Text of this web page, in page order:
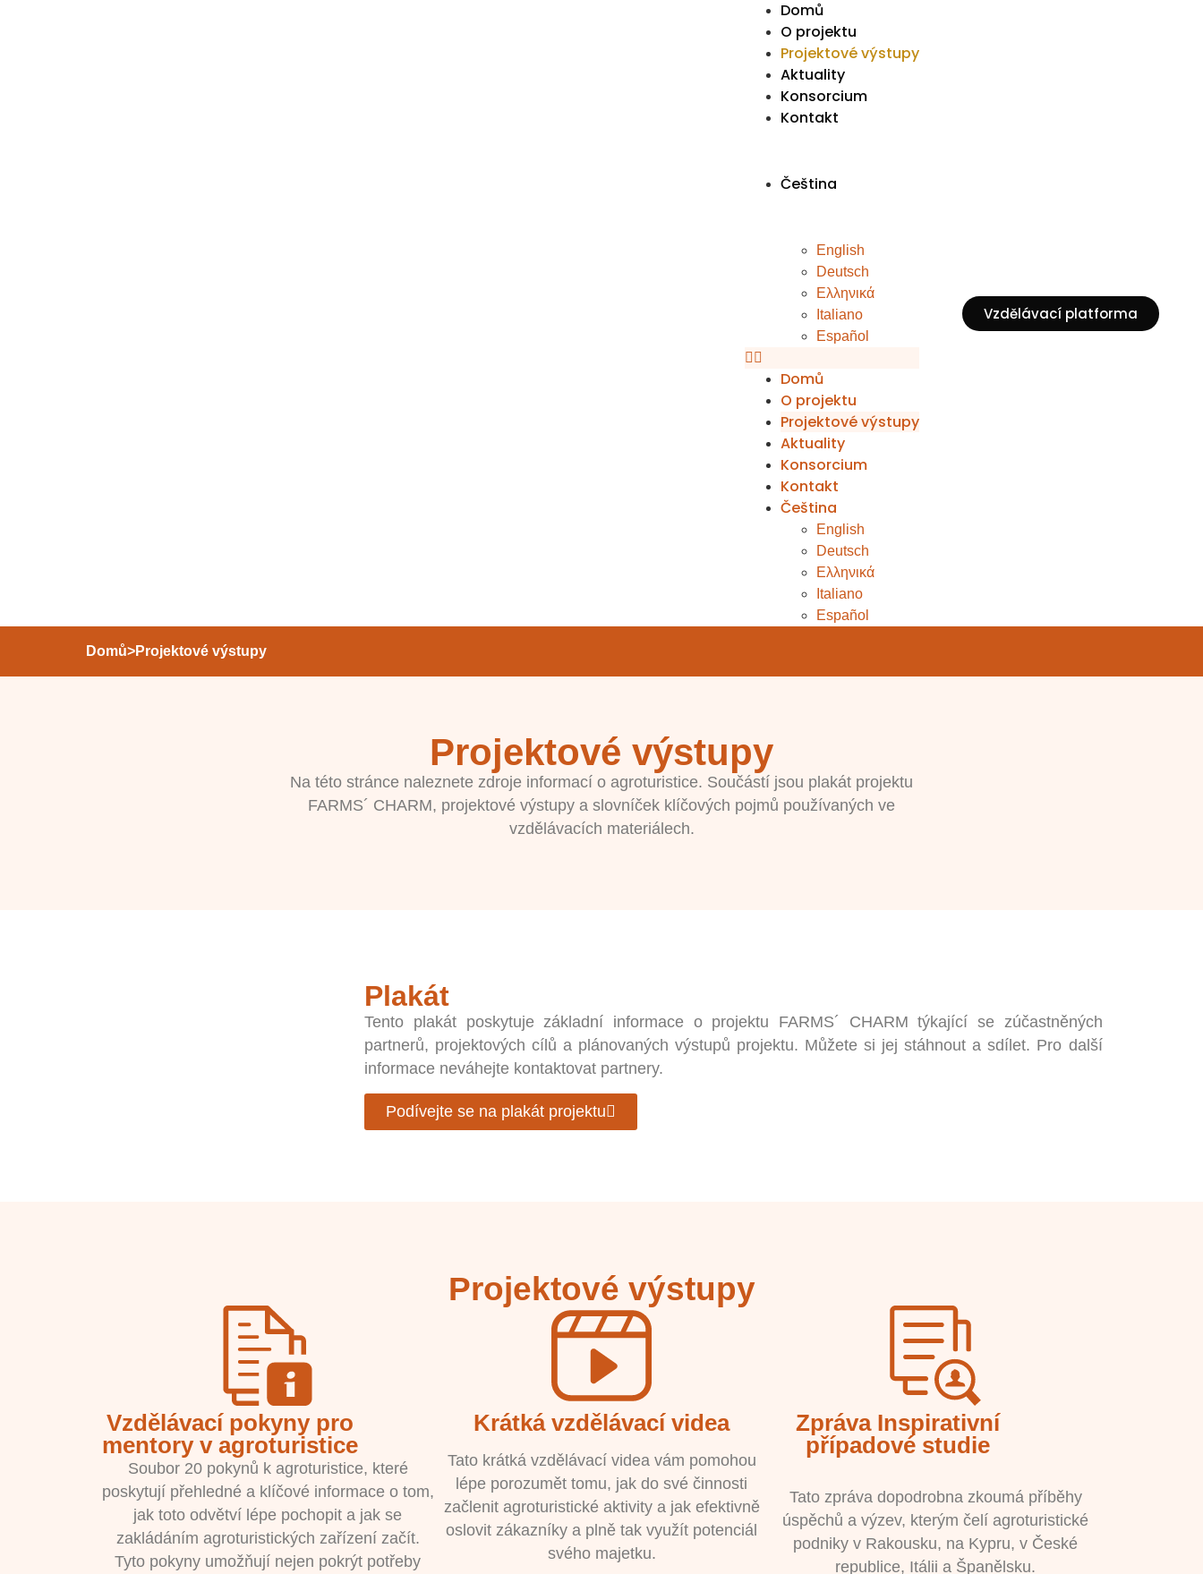
Domů
O projektu
Projektové výstupy
Aktuality
Konsorcium
Kontakt
Čeština
English
Deutsch
Ελληνικά
Italiano
Español
Domů
O projektu
Projektové výstupy
Aktuality
Konsorcium
Kontakt
Čeština
English
Deutsch
Ελληνικά
Italiano
Español
Vzdělávací platforma
Domů>Projektové výstupy
Projektové výstupy
Na této stránce naleznete zdroje informací o agroturistice. Součástí jsou plakát projektu
FARMS´ CHARM, projektové výstupy a slovníček klíčových pojmů používaných ve
vzdělávacích materiálech.
Plakát
Tento plakát poskytuje základní informace o projektu FARMS´ CHARM týkající se zúčastněných
partnerů, projektových cílů a plánovaných výstupů projektu. Můžete si jej stáhnout a sdílet. Pro další
informace neváhejte kontaktovat partnery.
Podívejte se na plakát projektu
Projektové výstupy
Vzdělávací pokyny pro
mentory v agroturistice
Soubor 20 pokynů k agroturistice, které
poskytují přehledné a klíčové informace o tom,
jak toto odvětví lépe pochopit a jak se
zakládáním agroturistických zařízení začít.
Tyto pokyny umožňují nejen pokrýt potřeby
Krátká vzdělávací videa
Tato krátká vzdělávací videa vám pomohou
lépe porozumět tomu, jak do své činnosti
začlenit agroturistické aktivity a jak efektivně
oslovit zákazníky a plně tak využít potenciál
svého majetku.
Zpráva Inspirativní
případové studie
Tato zpráva dopodrobna zkoumá příběhy
úspěchů a výzev, kterým čelí agroturistické
podniky v Rakousku, na Kypru, v České
republice, Itálii a Španělsku.